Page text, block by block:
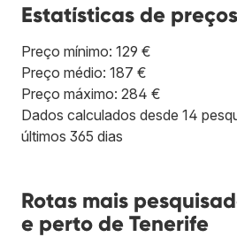
Estatísticas de
Preço mínimo: 129 €
Preço médio: 187 €
Preço máximo: 284 €
Dados calculados desde 14
últimos 365 dias
Rotas mais
e perto de Tenerife